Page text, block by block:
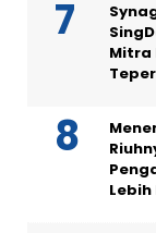
Mitra
Lebih